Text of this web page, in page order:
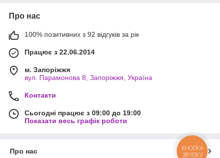
Про нас
100% позитивних з 92 відгуків за рік
Працює з 22.06.2014
м. Запоріжжя
вул. Парамонова 8, Запоріжжя, Україна
Контакти
Сьогодні працює з 09:00 до 19:00
Показати весь графік роботи
Про нас
КНОПКА
ЗВ'ЯЗКУ